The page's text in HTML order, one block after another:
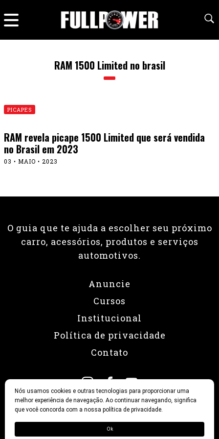
RAM 1500 Limited no brasil
PICAPES
RAM revela picape 1500 Limited que será vendida
no Brasil em 2023
03 • MAIO • 2023
O guia que te ajuda a escolher seu próximo
carro, acessórios, produtos e serviços
automotivos.
Anuncie
Cursos
Institucional
Política de privacidade
Contato
Nós usamos cookies e outras tecnologias para proporcionar uma
melhor experiência de navegação. Ao continuar navegando, significa
que você concorda com a nossa política de privacidade.
Ok